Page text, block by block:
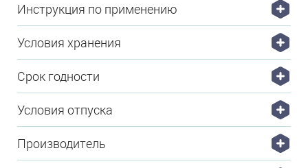
Инструкция по применению
Условия хранения
Срок годности
Условия отпуска
Производитель